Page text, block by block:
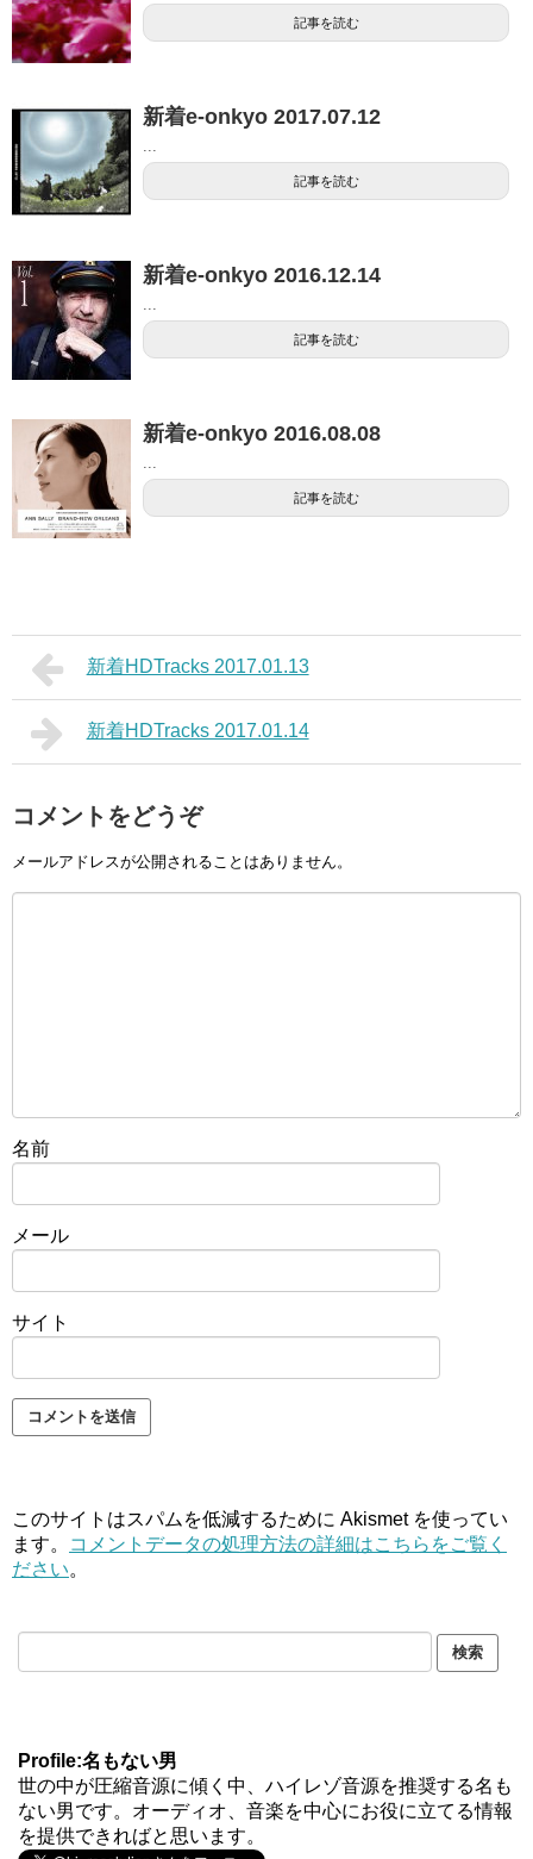
記事を読む
新着e-onkyo 2017.07.12
記事を読む
新着e-onkyo 2016.12.14
記事を読む
新着e-onkyo 2016.08.08
記事を読む
新着HDTracks 2017.01.13
新着HDTracks 2017.01.14
コメントをどうぞ
メールアドレスが公開されることはありません。
名前
メール
サイト
このサイトはスパムを低減するために Akismet を使ってい
ます。
コメントデータの処理方法の詳細はこちらをご覧く
ださい。
Profile:名もない男
世の中が圧縮音源に傾く中、ハイレゾ音源を推奨する名も
ない男です。オーディオ、音楽を中心にお役に立てる情報
を提供できればと思います。